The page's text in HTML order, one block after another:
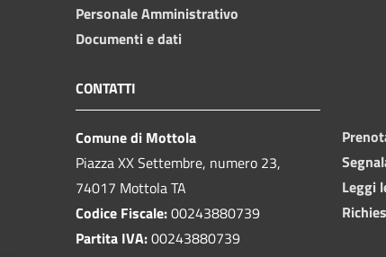
Personale Amministrativo
Documenti e dati
CONTATTI
Comune di Mottola
Piazza XX Settembre, numero 23,
74017 Mottola TA
Codice Fiscale:00243880739
Partita IVA:00243880739
Leggi